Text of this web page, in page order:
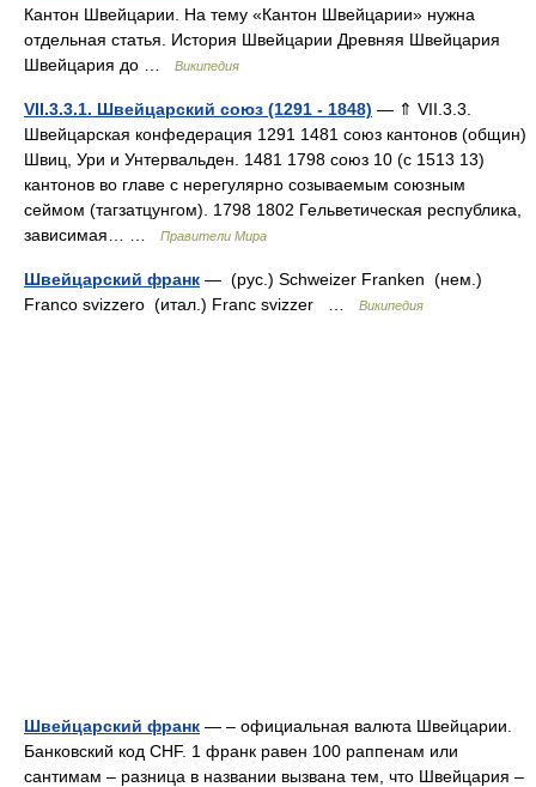
Кантон Швейцарии. На тему «Кантон Швейцарии» нужна
отдельная статья. История Швейцарии Древняя Швейцария
Швейцария до …
Википедия
VII.3.3.1. Швейцарский союз (1291 - 1848) — ⇑ VII.3.3.
Швейцарская конфедерация 1291 1481 союз кантонов (общин)
Швиц, Ури и Унтервальден. 1481 1798 союз 10 (с 1513 13)
кантонов во главе с нерегулярно созываемым союзным
сеймом (тагзатцунгом). 1798 1802 Гельветическая республика,
зависимая… …
Правители Мира
Швейцарский франк — (рус.) Schweizer Franken (нем.)
Franco svizzero (итал.) Franc svizzer …
Википедия
Швейцарский франк — – официальная валюта Швейцарии.
Банковский код CHF. 1 франк равен 100 раппенам или
сантимам – разница в названии вызвана тем, что Швейцария –